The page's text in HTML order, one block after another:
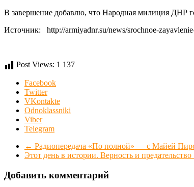
В завершение добавлю, что Народная милиция ДНР
Источник: http://armiyadnr.su/news/srochnoe-
Post Views: 1 137
Facebook
Twitter
VKontakte
Odnoklassniki
Viber
Telegram
← Радиопередача «По полной» — с Майей
Этот день в истории. Верность и предательство
Добавить комментарий